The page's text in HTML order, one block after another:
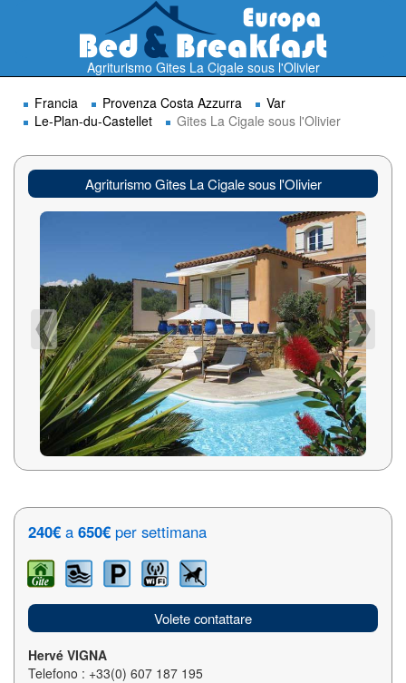
Agriturismo Gites La Cigale sous l'Olivier
Francia
Provenza Costa Azzurra
Var
Le-Plan-du-Castellet
Gites La Cigale sous l'Olivier
Agriturismo Gites La Cigale sous l'Olivier
240€ a 650€ per settimana
Volete contattare
Hervé VIGNA
Telefono : +33(0) 607 187 195